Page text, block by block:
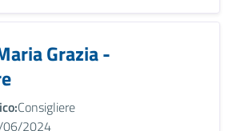
Grazia -
Consigliere
06/2024